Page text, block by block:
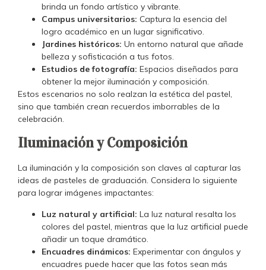
brinda un fondo artístico y vibrante.
Campus universitarios: Captura la esencia del
logro académico en un lugar significativo.
Jardines históricos: Un entorno natural que añade
belleza y sofisticación a tus fotos.
Estudios de fotografía: Espacios diseñados para
obtener la mejor iluminación y composición.
Estos escenarios no solo realzan la estética del pastel,
sino que también crean recuerdos imborrables de la
celebración.
Iluminación y Composición
La iluminación y la composición son claves al capturar las
ideas de pasteles de graduación. Considera lo siguiente
para lograr imágenes impactantes:
Luz natural y artificial: La luz natural resalta los
colores del pastel, mientras que la luz artificial puede
añadir un toque dramático.
Encuadres dinámicos: Experimentar con ángulos y
encuadres puede hacer que las fotos sean más